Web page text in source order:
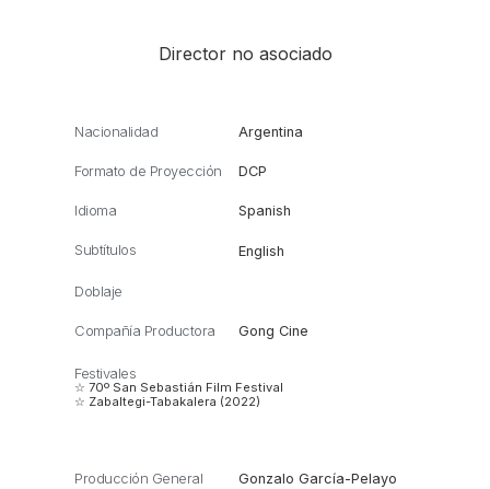
Director no asociado
Nacionalidad Argentina
Formato de Proyección DCP
Idioma Spanish
Subtítulos English
Doblaje
Compañía Productora Gong Cine
Festivales
☆ 70º San Sebastián Film Festival
☆ Zabaltegi-Tabakalera (2022)
Producción General Gonzalo García-Pelayo